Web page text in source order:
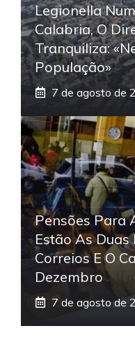
Legionella
Calabria, O
Tranquiliza:
População»
7 de agosto de
Pensões Para
Estão As Duas
Correios E O
Dezembro
7 de agosto de